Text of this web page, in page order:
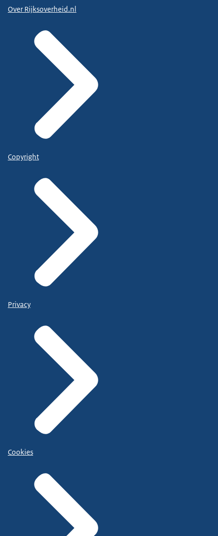
Over Rijksoverheid.nl
Copyright
Privacy
Cookies